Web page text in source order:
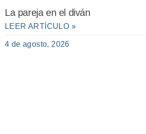
La pareja en el diván
LEER ARTÍCULO »
4 de agosto, 2026